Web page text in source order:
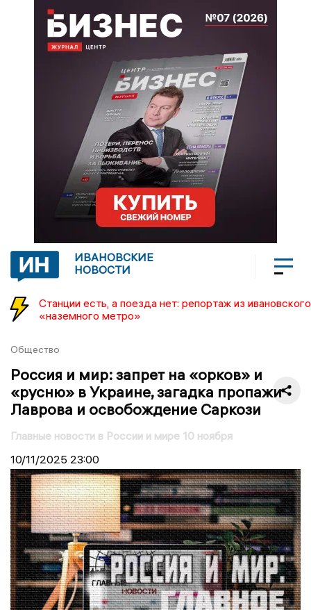
ИВАНОВСКИЕ
НОВОСТИ
Станции есть, а поезда нет: репортаж из ивановского
«наземного метро»
Общество
Россия и мир: запрет на «орков» и
«русню» в Украине, загадка пропажи
Лаврова и освобождение Саркози
Главные новости в России и мире 10 ноября
10/11/2025 23:00